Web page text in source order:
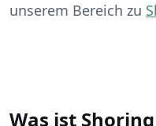
unserem Bereich zu
Was ist